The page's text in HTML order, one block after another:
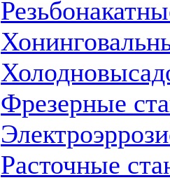
Фрезерные
Расточные